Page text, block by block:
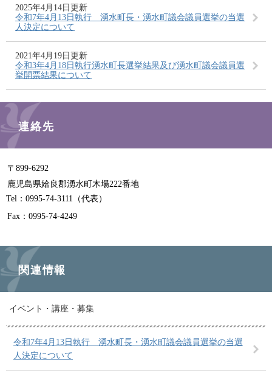
2025年4月14日更新
令和7年4月13日執行 湧水町長・湧水町議会議員選挙の当選
人決定について
2021年4月19日更新
令和3年4月18日執行湧水町長選挙結果及び湧水町議会議員選
挙開票結果について
連絡先
〒899-6292
鹿児島県姶良郡湧水町木場222番地
Tel：0995-74-3111 （代表）
Fax：0995-74-4249
関連情報
イベント・講座・募集
令和7年4月13日執行 湧水町長・湧水町議会議員選挙の当選
人決定について